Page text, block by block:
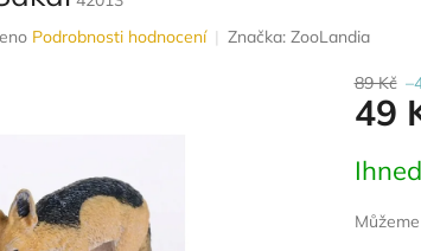
Podrobnosti hodnocení Značka: ZooLandia
89 Kč
49
cena: